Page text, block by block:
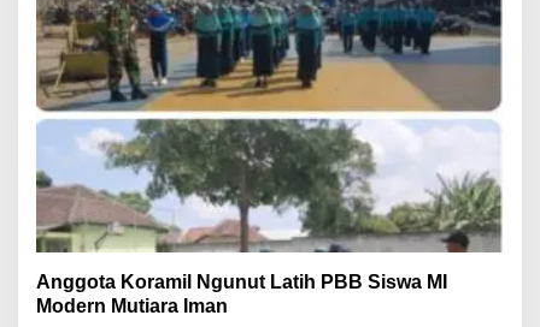
Anggota Koramil Ngunut Latih PBB Siswa MI
Modern Mutiara Iman